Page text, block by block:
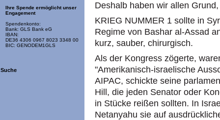
Ihre Spende ermöglicht unser
Engagement
Spendenkonto:
Bank: GLS Bank eG
IBAN:
DE36 4306 0967 8023 3348 00
BIC: GENODEM1GLS
Suche
Deshalb haben wir allen
KRIEG NUMMER 1 sollte in
Regime von Bashar al-Assad
kurz, sauber, chirurgisch.
Als der Kongress zögerte,
"Amerikanisch-israelische
AIPAC, schickte seine
Hill, die jeden Senator oder
in Stücke reißen sollten. In
Netanyahu sie auf